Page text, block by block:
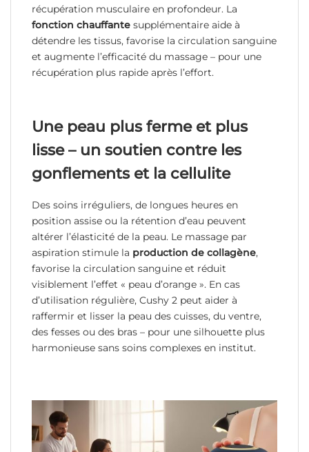
récupération musculaire en profondeur. La
fonction chauffante supplémentaire aide à
détendre les tissus, favorise la circulation sanguine
et augmente l’efficacité du massage – pour une
récupération plus rapide après l’effort.
Une peau plus ferme et plus
lisse – un soutien contre les
gonflements et la cellulite
Des soins irréguliers, de longues heures en
position assise ou la rétention d’eau peuvent
altérer l’élasticité de la peau. Le massage par
aspiration stimule la production de collagène,
favorise la circulation sanguine et réduit
visiblement l’effet « peau d’orange ». En cas
d’utilisation régulière, Cushy 2 peut aider à
raffermir et lisser la peau des cuisses, du ventre,
des fesses ou des bras – pour une silhouette plus
harmonieuse sans soins complexes en institut.